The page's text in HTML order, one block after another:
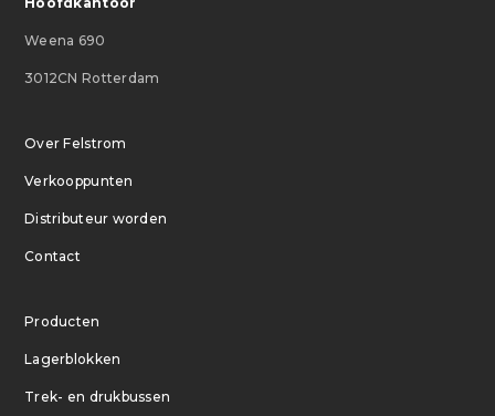
Weena 690
3012CN Rotterdam
Over Felstrom
Verkooppunten
Distributeur worden
Contact
Producten
Lagerblokken
Trek- en drukbussen